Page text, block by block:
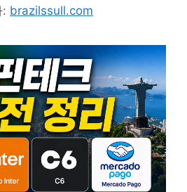
: brazilssull.com